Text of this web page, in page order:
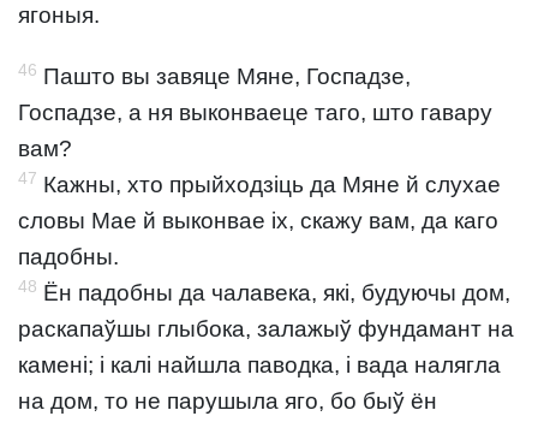
ягоныя.
46 Пашто вы завяце Мяне, Госпадзе,
Госпадзе, а ня выконваеце таго, што гавару
вам?
47 Кажны, хто прыйходзіць да Мяне й слухае
словы Мае й выконвае іх, скажу вам, да каго
падобны.
48 Ён падобны да чалавека, які, будуючы дом,
раскапаўшы глыбока, залажыў фундамант на
камені; і калі найшла паводка, і вада налягла
на дом, то не парушыла яго, бо быў ён